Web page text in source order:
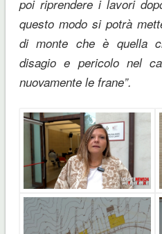
poi riprendere i lavori
questo modo si potrà
di monte che è quella
disagio e pericolo nel
nuovamente le frane”.